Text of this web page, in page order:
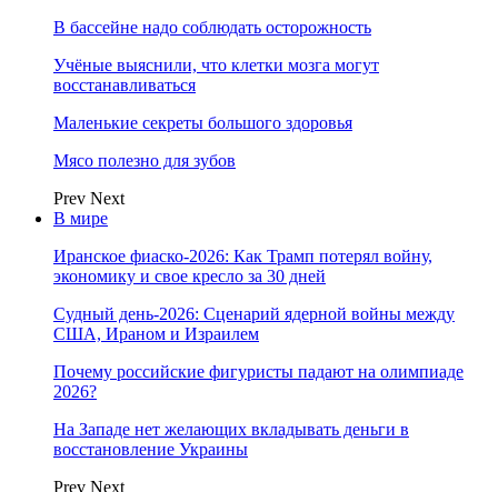
В бассейне надо соблюдать осторожность
Учёные выяснили, что клетки мозга могут
восстанавливаться
Маленькие секреты большого здоровья
Мясо полезно для зубов
Prev Next
В мире
Иранское фиаско-2026: Как Трамп потерял войну,
экономику и свое кресло за 30 дней
Судный день-2026: Сценарий ядерной войны между
США, Ираном и Израилем
Почему российские фигуристы падают на олимпиаде
2026?
На Западе нет желающих вкладывать деньги в
восстановление Украины
Prev Next